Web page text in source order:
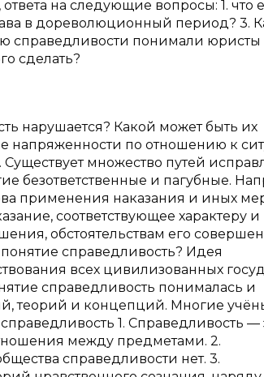
на следующие вопросы: 1. что
в дореволюционный период? 3.
справедливости понимали юристы
сделать?
нарушается? Какой может быть их
напряженности по отношению к
множество путей
безответственные и пагубные.
применения наказания и иных
соответствующее характеру и
обстоятельствам его
справедливость? Идея
всех цивилизованных
справедливость понималась и
теорий и концепций. Многие
1. Справедливость —
между предметами. 2.
справедливости нет. 3.